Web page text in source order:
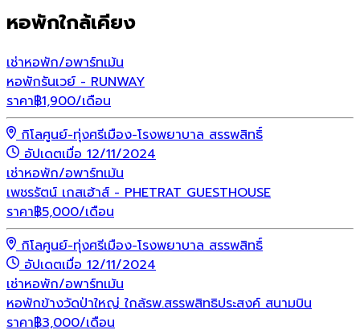
หอพักใกล้เคียง
เช่าหอพัก/อพาร์ทเม้น
หอพักรันเวย์ - RUNWAY
ราคา฿1,900/เดือน
กิโลศูนย์-ทุ่งศรีเมือง-โรงพยาบาล สรรพสิทธิ์
อัปเดตเมื่อ 12/11/2024
เช่าหอพัก/อพาร์ทเม้น
เพชรรัตน์ เกสเฮ้าส์ - PHETRAT GUESTHOUSE
ราคา฿5,000/เดือน
กิโลศูนย์-ทุ่งศรีเมือง-โรงพยาบาล สรรพสิทธิ์
อัปเดตเมื่อ 12/11/2024
เช่าหอพัก/อพาร์ทเม้น
หอพักข้างวัดป่าใหญ่ ใกล้รพ.สรรพสิทธิประสงค์ สนามบิน
ราคา฿3,000/เดือน